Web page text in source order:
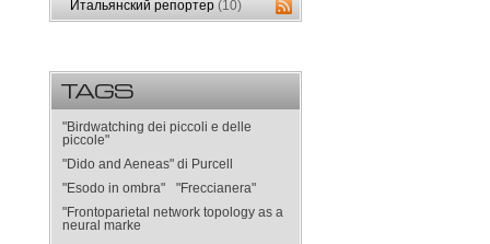
Итальянский репортер(10)
TAGS
"Birdwatching dei piccoli e delle
piccole"
"Dido and Aeneas" di Purcell
"Esodo in ombra"
"Freccianera"
"Frontoparietal network topology as a
neural marke